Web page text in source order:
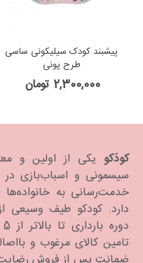
پیشبند کودک سیلیکونی ساسی
طرح پونی
2,300,000 تومان
کودَکو یکی از اولین و
خدمت‌رسانی به خانواده‌ها
دارد. كودكو طیف وسیعی
تامین کالای مرغوب و